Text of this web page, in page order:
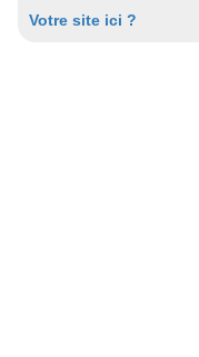
Votre site ici ?